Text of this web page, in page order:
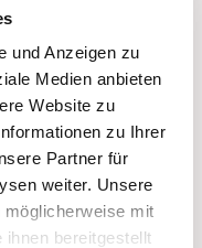
und Anzeigen zu
Medien anbieten
Website zu
zu Ihrer
Partner für
weiter. Unsere
mit
bereitgestellt
wir schenken
sei gedankt!